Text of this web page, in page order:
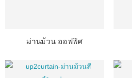
ม่านม้วน ออฟฟิศ